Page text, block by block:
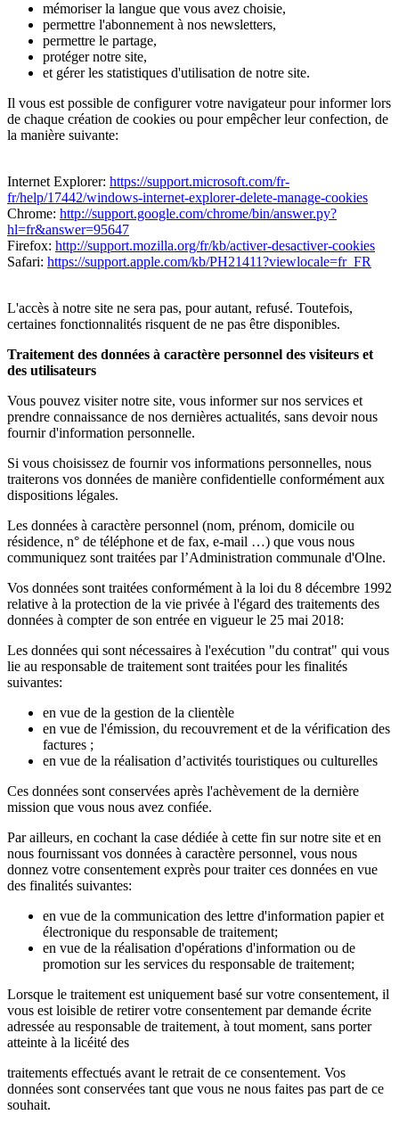
mémoriser la langue que vous avez choisie,
permettre l'abonnement à nos newsletters,
permettre le partage,
protéger notre site,
et gérer les statistiques d'utilisation de notre site.
Il vous est possible de configurer votre navigateur pour informer lors
de chaque création de cookies ou pour empêcher leur confection, de
la manière suivante:
Internet Explorer: https://support.microsoft.com/fr-
fr/help/17442/windows-internet-explorer-delete-manage-cookies
Chrome: http://support.google.com/chrome/bin/answer.py?
hl=fr&answer=95647
Firefox: http://support.mozilla.org/fr/kb/activer-desactiver-cookies
Safari: https://support.apple.com/kb/PH21411?viewlocale=fr_FR
L'accès à notre site ne sera pas, pour autant, refusé. Toutefois,
certaines fonctionnalités risquent de ne pas être disponibles.
Traitement des données à caractère personnel des visiteurs et
des utilisateurs
Vous pouvez visiter notre site, vous informer sur nos services et
prendre connaissance de nos dernières actualités, sans devoir nous
fournir d'information personnelle.
Si vous choisissez de fournir vos informations personnelles, nous
traiterons vos données de manière confidentielle conformément aux
dispositions légales.
Les données à caractère personnel (nom, prénom, domicile ou
résidence, n° de téléphone et de fax, e-mail …) que vous nous
communiquez sont traitées par l’Administration communale d'Olne.
Vos données sont traitées conformément à la loi du 8 décembre 1992
relative à la protection de la vie privée à l'égard des traitements des
données à compter de son entrée en vigueur le 25 mai 2018:
Les données qui sont nécessaires à l'exécution "du contrat" qui vous
lie au responsable de traitement sont traitées pour les finalités
suivantes:
en vue de la gestion de la clientèle
en vue de l'émission, du recouvrement et de la vérification des
factures ;
en vue de la réalisation d’activités touristiques ou culturelles
Ces données sont conservées après l'achèvement de la dernière
mission que vous nous avez confiée.
Par ailleurs, en cochant la case dédiée à cette fin sur notre site et en
nous fournissant vos données à caractère personnel, vous nous
donnez votre consentement exprès pour traiter ces données en vue
des finalités suivantes:
en vue de la communication des lettre d'information papier et
électronique du responsable de traitement;
en vue de la réalisation d'opérations d'information ou de
promotion sur les services du responsable de traitement;
Lorsque le traitement est uniquement basé sur votre consentement, il
vous est loisible de retirer votre consentement par demande écrite
adressée au responsable de traitement, à tout moment, sans porter
atteinte à la licéité des
traitements effectués avant le retrait de ce consentement. Vos
données sont conservées tant que vous ne nous faites pas part de ce
souhait.